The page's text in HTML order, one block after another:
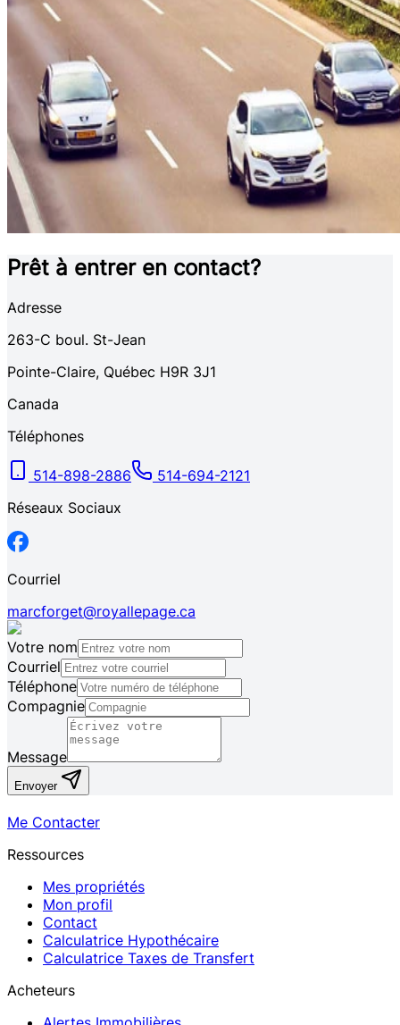
Prêt à entrer en contact?
Adresse
263-C boul. St-Jean
Pointe-Claire, Québec H9R 3J1
Canada
Téléphones
514-898-2886
514-694-2121
Réseaux Sociaux
Courriel
marcforget@royallepage.ca
Votre nom
Courriel
Téléphone
Compagnie
Message
Envoyer
Me Contacter
Ressources
Mes propriétés
Mon profil
Contact
Calculatrice Hypothécaire
Calculatrice Taxes de Transfert
Acheteurs